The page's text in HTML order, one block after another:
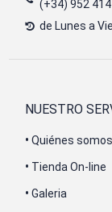
(+34) 952
de Lunes a
NUESTRO
• Quiénes somos
• Tienda On-line
• Galeria